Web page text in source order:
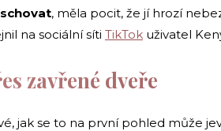
, měla pocit, že jí hrozí
na sociální síti TikTok uživatel
zavřené dveře
jak se to na první pohled může